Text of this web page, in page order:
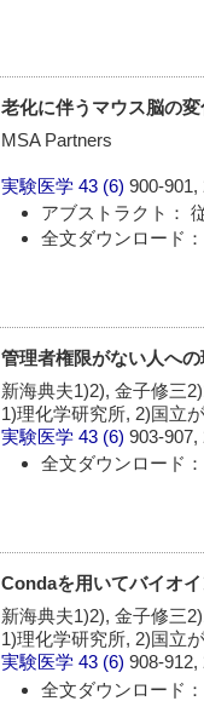
老化に伴うマウス脳の
MSA Partners
実験医学 43 (6)900-901,
アブストラクト：
全文ダウンロード
管理者権限がない人へ
新海典夫1)2), 金子修三
1)理化学研究所, 2)国立
実験医学 43 (6)903-907,
全文ダウンロード
Condaを用いてバイオ
新海典夫1)2), 金子修三
1)理化学研究所, 2)国立
実験医学 43 (6)908-912,
全文ダウンロード